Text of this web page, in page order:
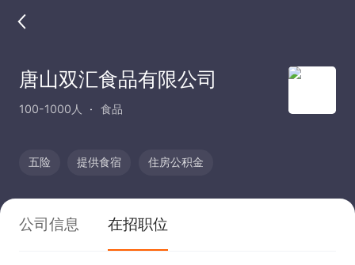
唐山双汇食品有限公司
100-1000人 食品
五险 提供食宿 住房公积金
公司信息 在招职位